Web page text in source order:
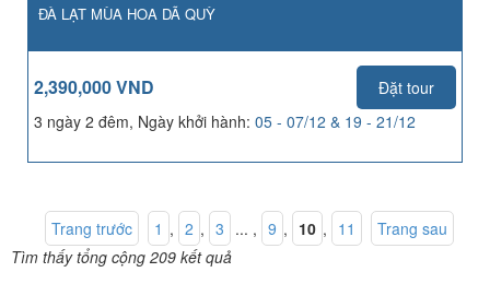
ĐÀ LẠT MÙA HOA DÃ QUỲ
2,390,000 VND
Đặt tour
3 ngày 2 đêm, Ngày khởi hành: 05 - 07/12 & 19 - 21/12
Trang trước 1 , 2 , 3 ... , 9 , 10 , 11
Trang sau
Tìm thấy tổng cộng 209 kết quả